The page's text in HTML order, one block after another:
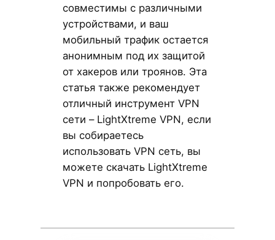
совместимы с различными
устройствами, и ваш
мобильный трафик остается
анонимным под их защитой
от хакеров или троянов. Эта
статья также рекомендует
отличный инструмент VPN
сети – LightXtreme VPN, если
вы собираетесь
использовать VPN сеть, вы
можете скачать LightXtreme
VPN и попробовать его.